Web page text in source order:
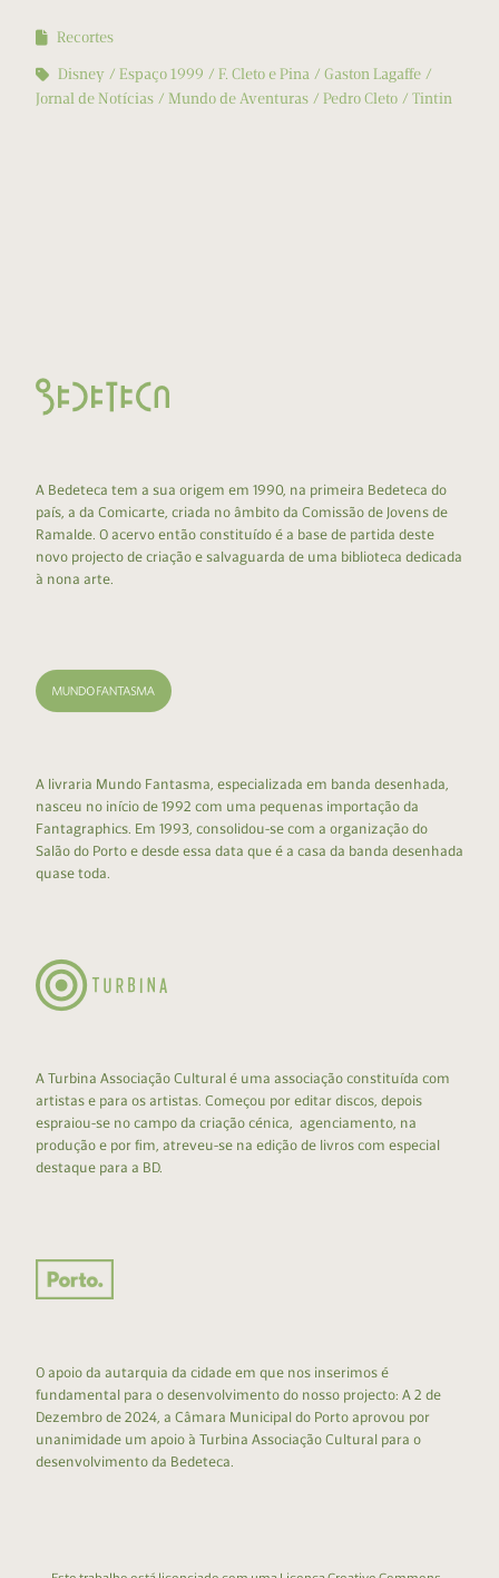
Recortes
Disney
Espaço 1999 F. Cleto e Pina
Gaston Lagaffe
Jornal de Notícias
Mundo de Aventuras Pedro Cleto Tintin
A Bedeteca tem a sua origem em 1990, na primeira Bedeteca do
país, a da Comicarte, criada no âmbito da Comissão de Jovens de
Ramalde. O acervo então constituído é a base de partida deste
novo projecto de criação e salvaguarda de uma biblioteca dedicada
à nona arte.
A livraria Mundo Fantasma, especializada em banda desenhada,
nasceu no início de 1992 com uma pequenas importação da
Fantagraphics. Em 1993, consolidou-se com a organização do
Salão do Porto e desde essa data que é a casa da banda desenhada
quase toda.
A Turbina Associação Cultural é uma associação constituída com
artistas e para os artistas. Começou por editar discos, depois
espraiou-se no campo da criação cénica, agenciamento, na
produção e por fim, atreveu-se na edição de livros com especial
destaque para a BD.
O apoio da autarquia da cidade em que nos inserimos é
fundamental para o desenvolvimento do nosso projecto: A 2 de
Dezembro de 2024, a Câmara Municipal do Porto aprovou por
unanimidade um apoio à Turbina Associação Cultural para o
desenvolvimento da Bedeteca.